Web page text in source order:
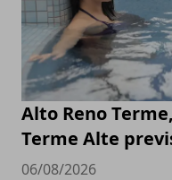
Alto Reno
Terme Alte
06/08/2026